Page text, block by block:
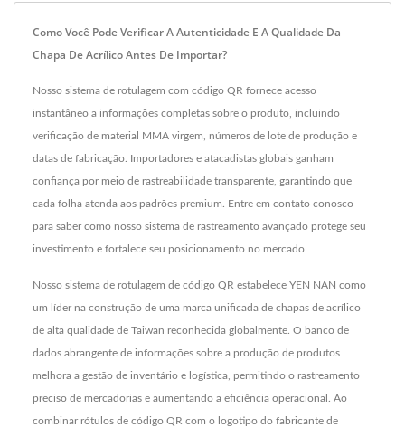
Como Você Pode Verificar A Autenticidade E A Qualidade Da
Chapa De Acrílico Antes De Importar?
Nosso sistema de rotulagem com código QR fornece acesso
instantâneo a informações completas sobre o produto, incluindo
verificação de material MMA virgem, números de lote de produção e
datas de fabricação. Importadores e atacadistas globais ganham
confiança por meio de rastreabilidade transparente, garantindo que
cada folha atenda aos padrões premium. Entre em contato conosco
para saber como nosso sistema de rastreamento avançado protege seu
investimento e fortalece seu posicionamento no mercado.
Nosso sistema de rotulagem de código QR estabelece YEN NAN como
um líder na construção de uma marca unificada de chapas de acrílico
de alta qualidade de Taiwan reconhecida globalmente. O banco de
dados abrangente de informações sobre a produção de produtos
melhora a gestão de inventário e logística, permitindo o rastreamento
preciso de mercadorias e aumentando a eficiência operacional. Ao
combinar rótulos de código QR com o logotipo do fabricante de